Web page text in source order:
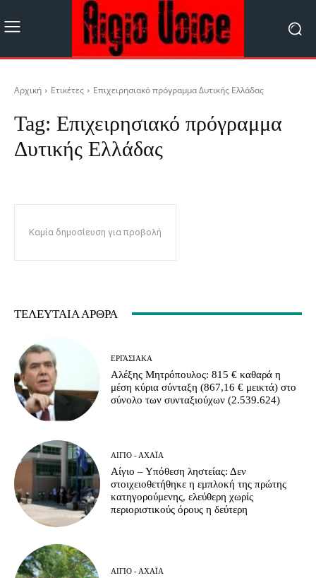
Αρχική Ετικέτες Επιχειρησιακό πρόγραμμα Δυτικής Ελλάδας
Tag: Επιχειρησιακό πρόγραμμα
Δυτικής Ελλάδας
Καμία δημοσίευση για προβολή
ΤΕΛΕΥΤΑΊΑ ΆΡΘΡΑ
ΕΡΓΑΣΙΑΚΆ
Αλέξης Μητρόπουλος: 815 € καθαρά η
μέση κύρια σύνταξη (867,16 € μεικτά) στο
σύνολο των συνταξιούχων (2.539.624)
ΑΊΓΙΟ - ΑΧΑΪ́Α
Αίγιο – Υπόθεση ληστείας: Δεν
στοιχειοθετήθηκε η εμπλοκή της πρώτης
κατηγορούμενης, ελεύθερη χωρίς
περιοριστικούς όρους η δεύτερη
ΑΊΓΙΟ - ΑΧΑΪ́Α